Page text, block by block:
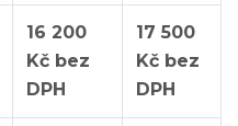
16 200
Kč bez
DPH
17 500
Kč bez
DPH